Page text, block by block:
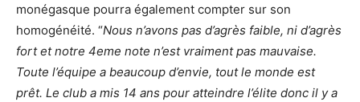
monégasque pourra également compter sur son
homogénéité. “Nous n’avons pas d’agrès faible, ni d’agrès
fort et notre 4eme note n’est vraiment pas mauvaise.
Toute l’équipe a beaucoup d’envie, tout le monde est
prêt. Le club a mis 14 ans pour atteindre l’élite donc il y a